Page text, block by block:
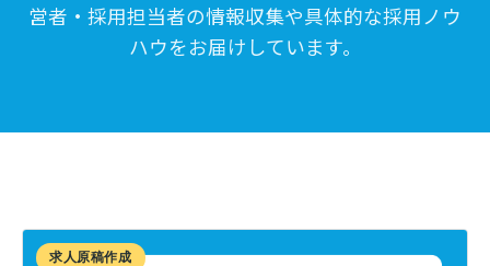
営者・採用担当者の情報収集や具体的な採用ノウ
ハウをお届けしています。
求人原稿作成